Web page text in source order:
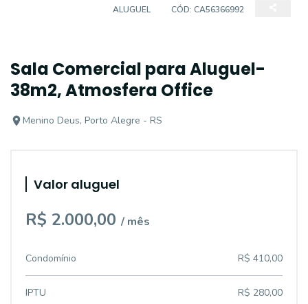
ALUGUEL CÓD: CA56366992
Sala Comercial para Aluguel-
38m2, Atmosfera Office
Menino Deus, Porto Alegre - RS
Valor aluguel
R$ 2.000,00 / mês
Condomínio R$ 410,00
IPTU R$ 280,00